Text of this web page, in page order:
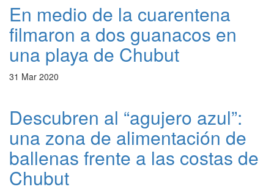
En medio de la cuarentena
filmaron a dos guanacos en
una playa de Chubut
31 Mar 2020
Descubren al “agujero azul”:
una zona de alimentación de
ballenas frente a las costas de
Chubut